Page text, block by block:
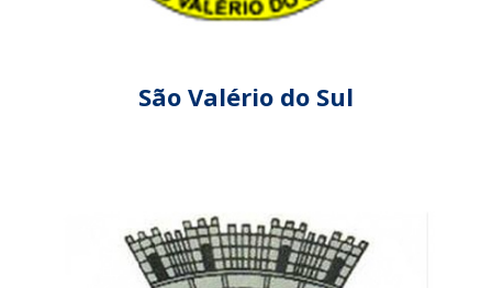
São Valério do Sul